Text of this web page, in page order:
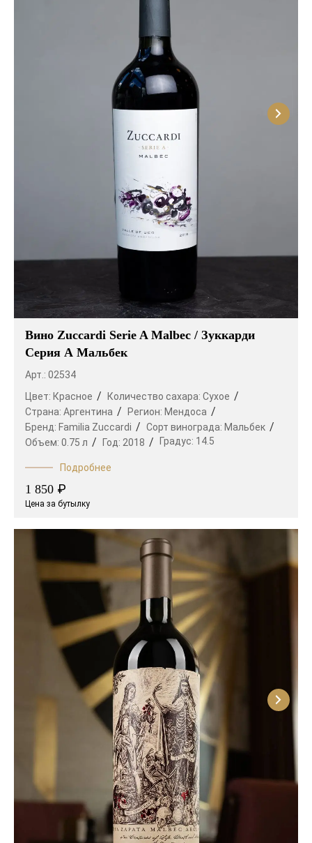
Вино Zuccardi Serie A Malbec / Зуккарди
Серия А Мальбек
Арт.: 02534
Цвет: Красное Количество сахара: Сухое
Страна: Аргентина Регион: Мендоса
Бренд: Familia Zuccardi Сорт винограда: Мальбек
Объем: 0.75 л Год: 2018 Градус: 14.5
Подробнее
1 850 ₽
Цена за бутылку